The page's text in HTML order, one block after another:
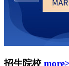
招生院校 more>